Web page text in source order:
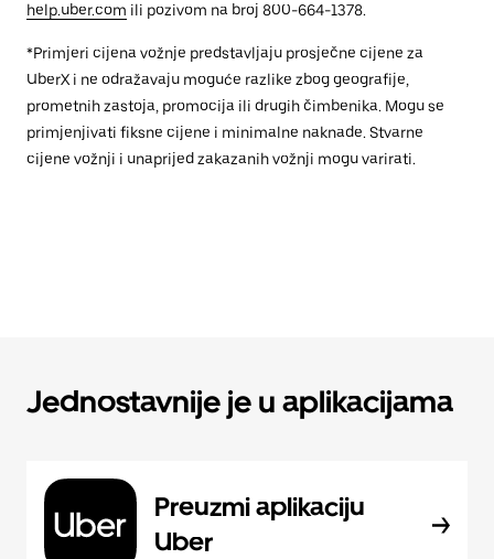
help.uber.com ili pozivom na broj 800-664-1378.
*Primjeri cijena vožnje predstavljaju prosječne cijene za
UberX i ne odražavaju moguće razlike zbog geografije,
prometnih zastoja, promocija ili drugih čimbenika. Mogu se
primjenjivati fiksne cijene i minimalne naknade. Stvarne
cijene vožnji i unaprijed zakazanih vožnji mogu varirati.
Jednostavnije je u aplikacijama
Preuzmi aplikaciju
Uber